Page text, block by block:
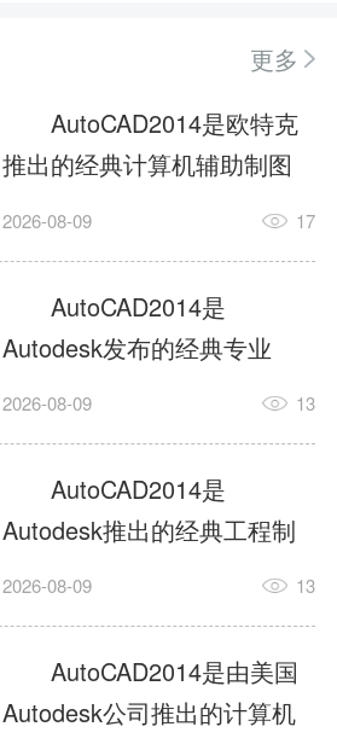
更多
AutoCAD2014是欧特克
推出的经典计算机辅助制图
工具，主打稳定2D施工图绘
行业工程设计。版本新增图
纸标签页、实景地理地图、
协同设计交流模块，优化命
令行智能纠错与图层批量管
理，支持Win8触屏操作、点
云扫描数据导入，兼容各类
DWG图纸格式，文件互通...
2026-08-09 17
AutoCAD2014是
Autodesk发布的经典专业
CAD制图设计软件，是工程
绘图工具。软件专注精准二
维绘图、图纸编辑、参数化
设计及基础三维建模，广泛
应用于建筑设计、机械制
造、土木工程、室内设计等
多个行业。软件优化绘图流
畅度与文件兼容性，支持参
2026-08-09 13
AutoCAD2014是
Autodesk推出的经典工程制
图设计软件，主打高效精准
建模作业，适配建筑、机
械、市政、室内设计等多行
业场景。软件优化运行机制
2026-08-09 13
AutoCAD2014是由美国
Autodesk公司推出的计算机